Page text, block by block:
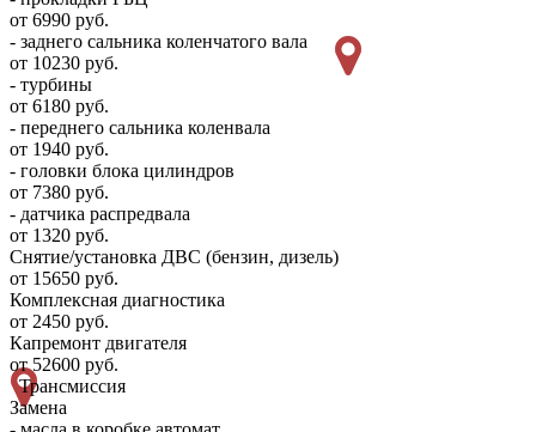
от 6990 руб.
- заднего сальника коленчатого вала
от 10230 руб.
- турбины
от 6180 руб.
- переднего сальника коленвала
от 1940 руб.
- головки блока цилиндров
от 7380 руб.
- датчика распредвала
от 1320 руб.
Снятие/установка ДВС (бензин, дизель)
от 15650 руб.
Комплексная диагностика
от 2450 руб.
Капремонт двигателя
от 52600 руб.
Трансмиссия
Замена